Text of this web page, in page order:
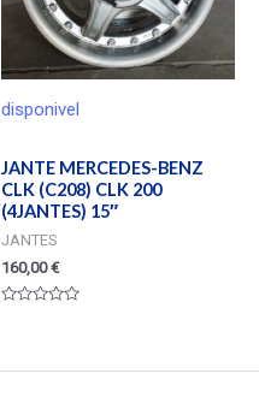
disponivel
JANTE MERCEDES-BENZ
CLK (C208) CLK 200
(4JANTES) 15″
JANTES
160,00€
5